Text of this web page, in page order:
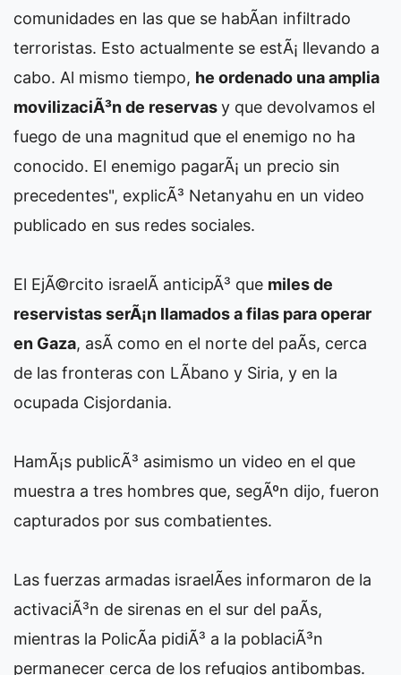
comunidades en las que se habÃ­an infiltrado
terroristas. Esto actualmente se estÃ¡ llevando a
cabo. Al mismo tiempo, he ordenado una amplia
movilizaciÃ³n de reservasy que devolvamos el
fuego de una magnitud que el enemigo no ha
conocido. El enemigo pagarÃ¡ un precio sin
precedentes", explicÃ³ Netanyahu en un video
publicado en sus redes sociales.
El EjÃ©rcito israelÃ­ anticipÃ³ que miles de
reservistas serÃ¡n llamados a filas para operar
en Gaza, asÃ­ como en el norte del paÃ­s, cerca
de las fronteras con LÃ­bano y Siria, y en la
ocupada Cisjordania.
HamÃ¡s publicÃ³ asimismo un video en el que
muestra a tres hombres que, segÃºn dijo, fueron
capturados por sus combatientes.
Las fuerzas armadas israelÃ­es informaron de la
activaciÃ³n de sirenas en el sur del paÃ­s,
mientras la PolicÃ­a pidiÃ³ a la poblaciÃ³n
permanecer cerca de los refugios antibombas.